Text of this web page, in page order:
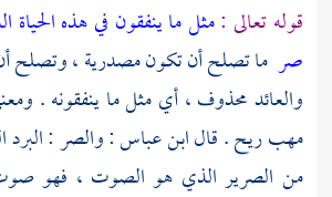
قوله تعالى :مثل ما ينفقون في هذه الحياة
صر ما تصلح أن تكون مصدرية ، وتصلح
والعائد محذوف ، أي مثل ما ينفقونه .
مهب ريح . قالابن عباس: والصر :
من الصرير الذي هو الصوت ، فهو